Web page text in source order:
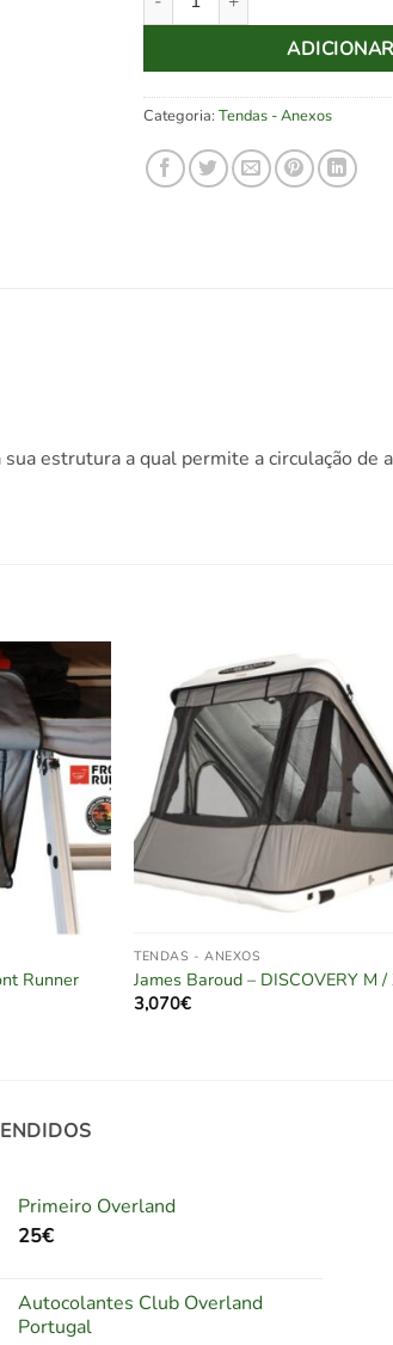
ADICIONAR
Categoria: Tendas - Anexos
estrutura a qual permite a circulação de
Runner
TENDAS - ANEXOS
James Baroud – DISCOVERY M /
3,070€
Primeiro Overland
25€
Autocolantes Club Overland
Portugal